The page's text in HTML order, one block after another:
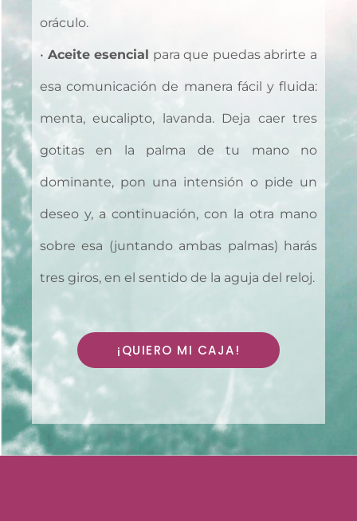
oráculo.
• Aceite esencial para que puedas abrirte a
esa comunicación de manera fácil y fluida:
menta, eucalipto, lavanda. Deja caer tres
gotitas en la palma de tu mano no
dominante, pon una intensión o pide un
deseo y, a continuación, con la otra mano
sobre esa (juntando ambas palmas) harás
tres giros, en el sentido de la aguja del reloj.
¡QUIERO MI CAJA!